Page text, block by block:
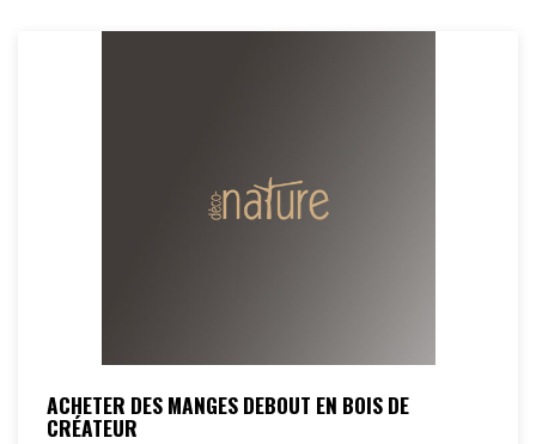
ACHETER DES MANGES DEBOUT EN BOIS DE
CRÉATEUR